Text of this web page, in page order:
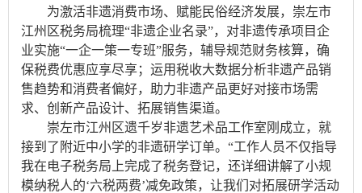
为激活非遗消费市场、赋能民俗经济发展，崇左市
江州区税务局梳理“非遗企业名录”，对非遗传承项目企
业实施“一企一策一专班”服务，辅导规范财务核算，确
保税费优惠应享尽享；运用税收大数据分析非遗产品销
售趋势和消费者偏好，助力非遗产品更好对接市场需
求、创新产品设计、拓展销售渠道。
崇左市江州区遗千岁非遗艺术品工作室刚成立，就
接到了附近中小学的非遗研学订单。“工作人员不仅指导
我在电子税务局上完成了税务登记，还详细讲解了小规
模纳税人的‘六税两费’减免政策，让我们对拓展研学活动